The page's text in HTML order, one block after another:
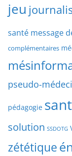
d
’
a
i
c
l
e
t
e
jeu
santé message
complémentaires
pseudo-
pédagogie
solution SSDOTG
zététique